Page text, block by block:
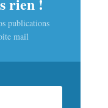
publications
mail